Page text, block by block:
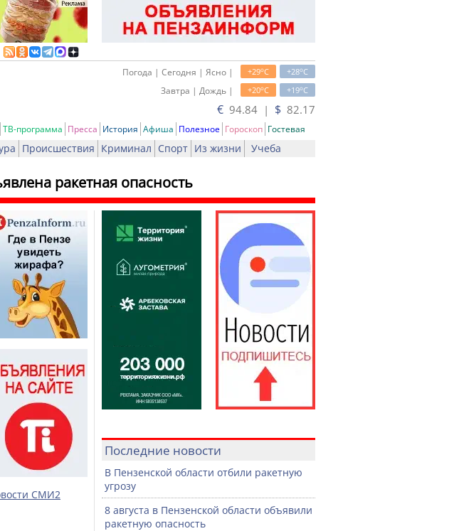
+28oC
+29oC
Погода | Сегодня | Ясно |
+19oC
+20oC
Завтра | Дождь |
€ 94.84 | $ 82.17
ТВ-программа Пресса История Афиша Полезное Гороскоп Гостевая
Происшествия Криминал Спорт Из жизни Учеба
ракетная опасность
Печать
СМИ2
Последние новости
В Пензенской области отбили ракетную
угрозу
8 августа в Пензенской области объявили
ракетную опасность